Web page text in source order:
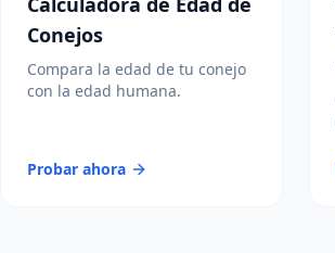
Conejos
Compara la edad de tu conejo
con la edad humana.
Probar ahora